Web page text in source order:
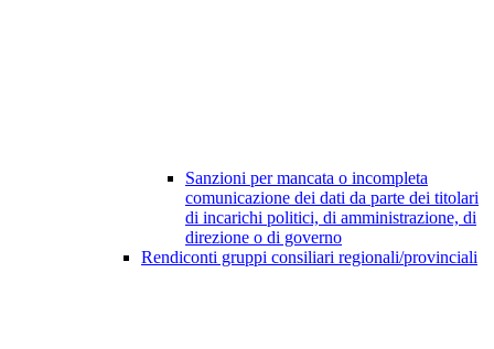
Sanzioni per mancata o incompleta
comunicazione dei dati da parte dei titolari
di incarichi politici, di amministrazione, di
direzione o di governo
Rendiconti gruppi consiliari regionali/provinciali